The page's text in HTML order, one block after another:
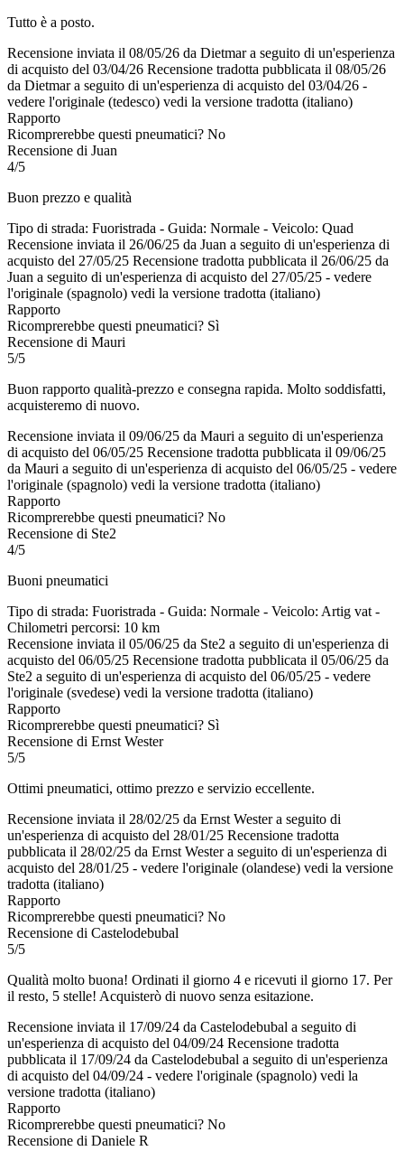
Tutto è a posto.
Recensione inviata il 08/05/26 da Dietmar a seguito di un'esperienza
di acquisto del 03/04/26 Recensione tradotta pubblicata il 08/05/26
da Dietmar a seguito di un'esperienza di acquisto del 03/04/26 -
vedere l'originale (tedesco) vedi la versione tradotta (italiano)
Rapporto
Ricomprerebbe questi pneumatici? No
Recensione di Juan
4/5
Buon prezzo e qualità
Tipo di strada: Fuoristrada - Guida: Normale - Veicolo: Quad
Recensione inviata il 26/06/25 da Juan a seguito di un'esperienza di
acquisto del 27/05/25 Recensione tradotta pubblicata il 26/06/25 da
Juan a seguito di un'esperienza di acquisto del 27/05/25 - vedere
l'originale (spagnolo) vedi la versione tradotta (italiano)
Rapporto
Ricomprerebbe questi pneumatici? Sì
Recensione di Mauri
5/5
Buon rapporto qualità-prezzo e consegna rapida. Molto soddisfatti,
acquisteremo di nuovo.
Recensione inviata il 09/06/25 da Mauri a seguito di un'esperienza
di acquisto del 06/05/25 Recensione tradotta pubblicata il 09/06/25
da Mauri a seguito di un'esperienza di acquisto del 06/05/25 - vedere
l'originale (spagnolo) vedi la versione tradotta (italiano)
Rapporto
Ricomprerebbe questi pneumatici? No
Recensione di Ste2
4/5
Buoni pneumatici
Tipo di strada: Fuoristrada - Guida: Normale - Veicolo: Artig vat -
Chilometri percorsi: 10 km
Recensione inviata il 05/06/25 da Ste2 a seguito di un'esperienza di
acquisto del 06/05/25 Recensione tradotta pubblicata il 05/06/25 da
Ste2 a seguito di un'esperienza di acquisto del 06/05/25 - vedere
l'originale (svedese) vedi la versione tradotta (italiano)
Rapporto
Ricomprerebbe questi pneumatici? Sì
Recensione di Ernst Wester
5/5
Ottimi pneumatici, ottimo prezzo e servizio eccellente.
Recensione inviata il 28/02/25 da Ernst Wester a seguito di
un'esperienza di acquisto del 28/01/25 Recensione tradotta
pubblicata il 28/02/25 da Ernst Wester a seguito di un'esperienza di
acquisto del 28/01/25 - vedere l'originale (olandese) vedi la versione
tradotta (italiano)
Rapporto
Ricomprerebbe questi pneumatici? No
Recensione di Castelodebubal
5/5
Qualità molto buona! Ordinati il giorno 4 e ricevuti il giorno 17. Per
il resto, 5 stelle! Acquisterò di nuovo senza esitazione.
Recensione inviata il 17/09/24 da Castelodebubal a seguito di
un'esperienza di acquisto del 04/09/24 Recensione tradotta
pubblicata il 17/09/24 da Castelodebubal a seguito di un'esperienza
di acquisto del 04/09/24 - vedere l'originale (spagnolo) vedi la
versione tradotta (italiano)
Rapporto
Ricomprerebbe questi pneumatici? No
Recensione di Daniele R